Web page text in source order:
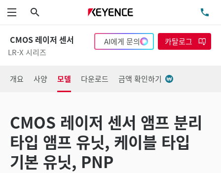
메뉴
CMOS 레이저 센서
LR-X 시리즈
AI에게 문의 카탈로그
개요 사양 모델 다운로드 금액 확인하기
CMOS 레이저 센서 앰프 분리
타입 앰프 유닛, 케이블 타입
기본 유닛, PNP